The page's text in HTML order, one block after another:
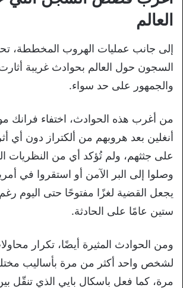
العالم
إلى جانب عمليات الهروب المخططة،
السجون حول العالم بحوادث غريبة
والجمهور على حد سواء.
من أغرب هذه الحوادث، اختفاء فرانك
أنغلين بعد هروبهم من ألكتراز دون أي
على جثثهم، ولم تُؤكد أي من النظريات
وصلوا إلى البر الآمن أو استقروا في
يجعل القضية لغزًا مفتوحًا حتى اليوم
ستين عامًا على الحادثة.
ومن الحوادث المثيرة أيضًا، تكرار
لشخص واحد أكثر من مرة بأساليب
مرة، كما فعل باسكال بايي الذي تنقّل